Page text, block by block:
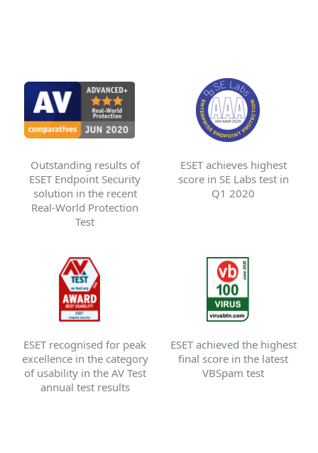
Outstanding results of
ESET Endpoint Security
solution in the recent
Real-World Protection
Test
ESET achieves highest
score in SE Labs test in
Q1 2020
ESET recognised for peak
excellence in the category
of usability in the AV Test
annual test results
ESET achieved the highest
final score in the latest
VBSpam test